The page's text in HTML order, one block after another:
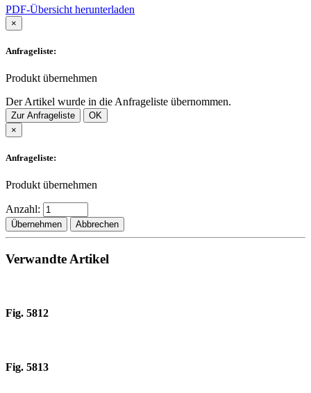
PDF-Übersicht herunterladen
×
Anfrageliste:
Produkt übernehmen
Der Artikel wurde in die Anfrageliste übernommen.
Zur Anfrageliste
OK
×
Anfrageliste:
Produkt übernehmen
Anzahl:
Übernehmen Abbrechen
Verwandte Artikel
Fig. 5812
Fig. 5813